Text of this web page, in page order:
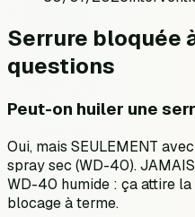
Serrure bloquée
questions
Peut-on huiler une
Oui, mais SEULEMENT
spray sec (WD-40).
WD-40 humide : ça attire
blocage à terme.